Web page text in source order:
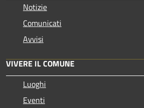
Notizie
Comunicati
Avvisi
VIVERE IL COMUNE
Luoghi
Eventi